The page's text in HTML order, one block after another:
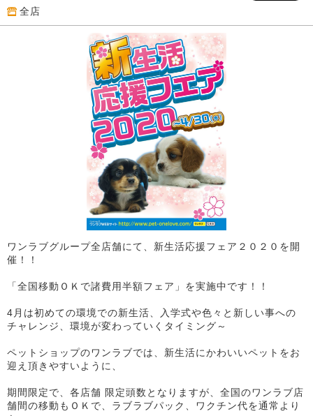
全店
ワンラブグループ全店舗にて、新生活応援フェア２０２０を開
催！！
「全国移動ＯＫで諸費用半額フェア」を実施中です！！
4月は初めての環境での新生活、入学式や色々と新しい事への
チャレンジ、環境が変わっていくタイミング～
ペットショップのワンラブでは、新生活にかわいいペットをお
迎え頂きやすいように、
期間限定で、各店舗 限定頭数となりますが、全国のワンラブ店
舗間の移動もＯＫで、ラブラブパック、ワクチン代を通常より